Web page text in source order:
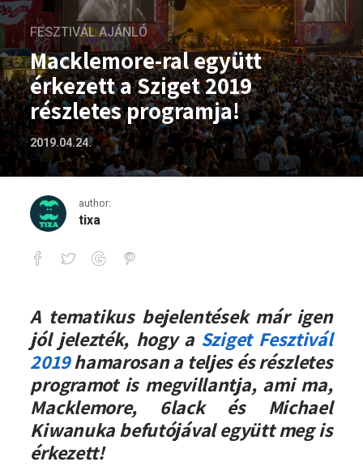
FESZTIVÁL AJÁNLÓ
Macklemore-ral együtt
érkezett a Sziget 2019
részletes programja!
2019.04.24.
author:
tixa
Macklemore-ral együtt érkezett a
A tematikus bejelentések már igen
jól jelezték, hogy a Sziget Fesztivál
2019hamarosan a teljes és részletes
programot is megvillantja, ami ma,
Macklemore, 6lack és Michael
Kiwanuka befutójával együtt meg is
érkezett!